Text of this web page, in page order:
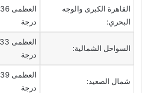
القاهرة الكبرى والوجه
البحري:
درجة
السواحل الشمالية:
درجة
شمال الصعيد:
درجة